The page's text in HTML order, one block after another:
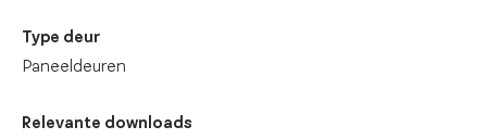
Type deur
Paneeldeuren
Relevante downloads